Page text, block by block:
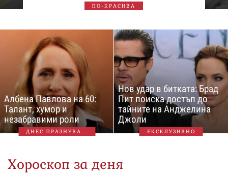
ПО-КРАСИВА
Албена Павлова на 60:
Талант, хумор и
незабравими роли
ДНЕС ПРАЗНУВА...
Нов удар в битката: Брад
Пит поиска достъп до
тайните на Анджелина
Джоли
ЕКСКЛУЗИВНО
Хороскоп за деня